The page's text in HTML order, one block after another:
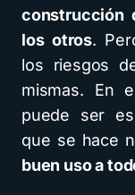
construcción
los otros.
los riesgos
mismas. En
puede ser
que se hace
buen uso a